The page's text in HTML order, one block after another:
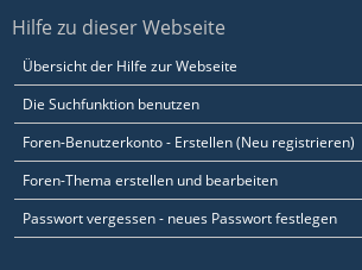
Hilfe zu dieser Webseite
Übersicht der Hilfe zur Webseite
Die Suchfunktion benutzen
Foren-Benutzerkonto - Erstellen (Neu registrieren)
Foren-Thema erstellen und bearbeiten
Passwort vergessen - neues Passwort festlegen